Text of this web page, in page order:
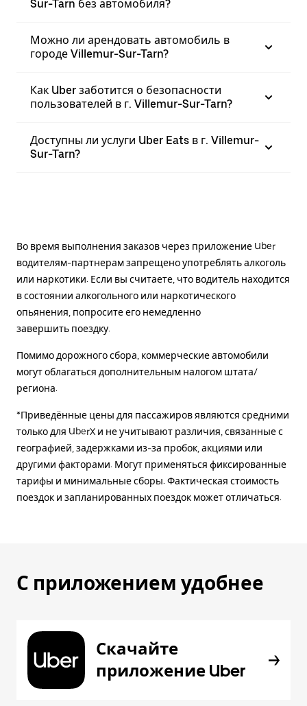
Sur-Tarn без автомобиля?
Можно ли арендовать автомобиль в
городе Villemur-Sur-Tarn?
Как Uber заботится о безопасности
пользователей в г. Villemur-Sur-Tarn?
Доступны ли услуги Uber Eats в г. Villemur-
Sur-Tarn?
Во время выполнения заказов через приложение Uber
водителям-партнерам запрещено употреблять алкоголь
или наркотики. Если вы считаете, что водитель находится
в состоянии алкогольного или наркотического
опьянения, попросите его немедленно
завершить поездку.
Помимо дорожного сбора, коммерческие автомобили
могут облагаться дополнительным налогом штата/
региона.
*Приведённые цены для пассажиров являются средними
только для UberX и не учитывают различия, связанные с
географией, задержками из-за пробок, акциями или
другими факторами. Могут применяться фиксированные
тарифы и минимальные сборы. Фактическая стоимость
поездок и запланированных поездок может отличаться.
С приложением удобнее
Скачайте
приложение Uber